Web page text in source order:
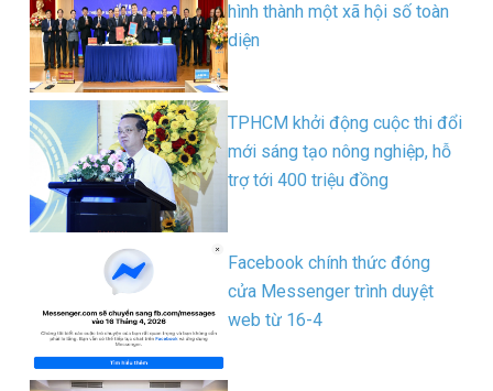
hình thành một xã hội số toàn
diện
TPHCM khởi động cuộc thi đổi
mới sáng tạo nông nghiệp, hỗ
trợ tới 400 triệu đồng
Facebook chính thức đóng
cửa Messenger trình duyệt
web từ 16-4